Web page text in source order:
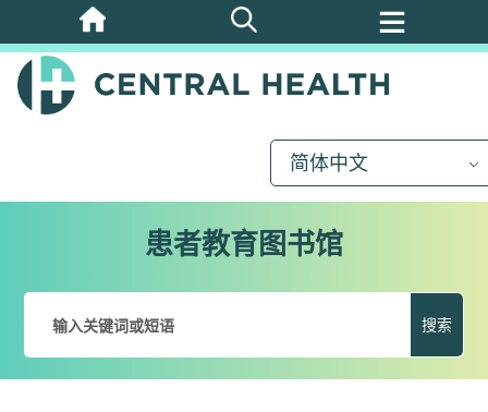
跳
至
主
简体中文
患者教育图书馆
搜索